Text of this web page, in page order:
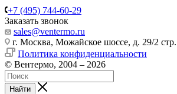
+7 (495) 744-60-29
Заказать звонок
sales@ventermo.ru
г. Москва, Можайское шоссе, д. 29/2 стр.
Политика конфиденциальности
© Вентермо, 2004 – 2026
Найти